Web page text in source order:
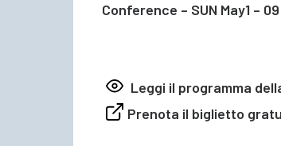
Conference – SUN May1 –
Leggi il programma
Prenota il biglietto